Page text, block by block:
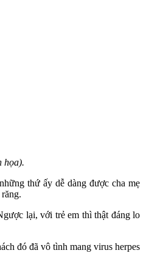
họa).
thứ ấy dễ dàng được cha mẹ
lại, với trẻ em thì thật đáng lo
đó đã vô tình mang virus herpes